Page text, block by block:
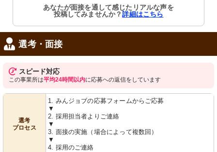
快適な空間です。清潔感あふれる居室
で、新しい職場をイメージしてみてく
環境を提供します。シンプルで清潔な
空間です。
窓から自然光が差し込む明るい部屋で
す。シンプルな設計で、快適に過ごせ
ます。
居室
大きな窓から自然光が入り込む、明る
ドも備えられています。
あなたが面接を通して感じたリアルな声を
投稿してみませんか？詳細はこちら
選考・面接
スピード対応
この事業所は平均24時間以内に応募への返信をしています
選考
プロセス
1. みんジョブの応募フォームからご応募
▼
2. 採用担当者よりご連絡
▼
3. 面接の実施（場合によって複数回）
▼
4. 採用のご連絡